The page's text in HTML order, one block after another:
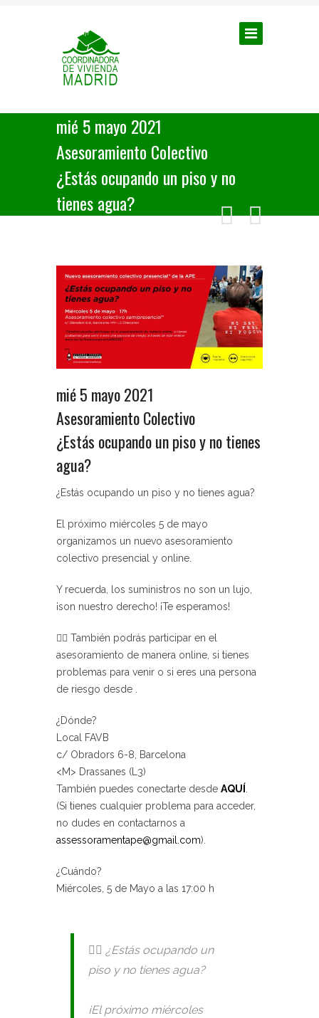
mié 5 mayo 2021
Asesoramiento Colectivo
¿Estás ocupando un piso y no
tienes agua?
mié 5 mayo 2021
Asesoramiento Colectivo
¿Estás ocupando un piso y no tienes
agua?
¿Estás ocupando un piso y no tienes agua?
El próximo miércoles 5 de mayo
organizamos un nuevo asesoramiento
colectivo presencial y online.
Y recuerda, los suministros no son un lujo,
¡son nuestro derecho! ¡Te esperamos!
🙋‍♀️ También podrás participar en el
asesoramiento de manera online, si tienes
problemas para venir o si eres una persona
de riesgo desde .
¿Dónde?
Local FAVB
c/ Obradors 6-8, Barcelona
<M> Drassanes (L3)
También puedes conectarte desde AQUÍ .
(Si tienes cualquier problema para acceder,
no dudes en contactarnos a
assessoramentape@gmail.com).
¿Cuándo?
Miércoles, 5 de Mayo a las 17:00 h
🙋‍♀️ ¿Estás ocupando un
piso y no tienes agua?
¡El próximo miércoles